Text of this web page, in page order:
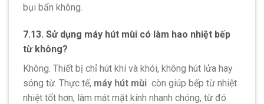
bụi bẩn không.
7.13. Sử dụng máy hút mùi có làm hao nhiệt bếp
từ không?
Không. Thiết bị chỉ hút khí và khói, không hút lửa hay
sóng từ. Thực tế, máy hút mùi còn giúp bếp từ nhiệt
nhiệt tốt hơn, làm mát mặt kính nhanh chóng, từ đó